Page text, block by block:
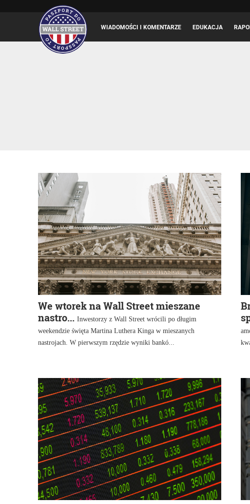
WIADOMOŚCI I KOMENTARZE EDUKACJA
We wtorek na Wall Street mieszane
nastro... Inwestorzy z Wall Street wrócili po długim
weekendzie święta Martina Luthera Kinga w mieszanych
nastrojach. W pierwszym rzędzie wyniki bankó...